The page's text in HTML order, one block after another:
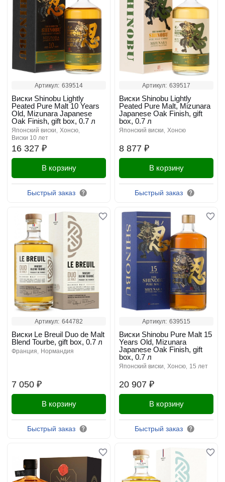
Артикул: 639514
16 327 ₽
Виски Shinobu Lightly
Peated Pure Malt 10 Years
Old, Mizunara Japanese
Oak Finish, gift box, 0.7 л
японский виски
хонсю
виски 10 лет
В корзину
Быстрый заказ
Артикул: 639517
8 877 ₽
Виски Shinobu Lightly
Peated Pure Malt, Mizunara
Japanese Oak Finish, gift
box, 0.7 л
японский виски хонсю
В корзину
Быстрый заказ
Артикул: 644782
7 050 ₽
Виски Le Breuil Duo de Malt
Blend Tourbe, gift box, 0.7 л
франция нормандия
В корзину
Быстрый заказ
Артикул: 639515
20 907 ₽
Виски Shinobu Pure Malt 15
Years Old, Mizunara
Japanese Oak Finish, gift
box, 0.7 л
японский виски хонсю 15 лет
В корзину
Быстрый заказ